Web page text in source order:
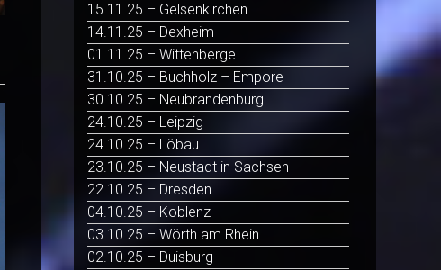
15.11.25 – Gelsenkirchen
14.11.25 – Dexheim
01.11.25 – Wittenberge
31.10.25 – Buchholz – Empore
30.10.25 – Neubrandenburg
24.10.25 – Leipzig
24.10.25 – Löbau
23.10.25 – Neustadt in Sachsen
22.10.25 – Dresden
04.10.25 – Koblenz
03.10.25 – Wörth am Rhein
02.10.25 – Duisburg